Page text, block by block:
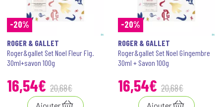
-20%
ROGER & GALLET
Roger&gallet Set Noel Fleur Fig.
30ml+savon 100g
16,54€ 20,68€
-20%
ROGER & GALLET
Roger&gallet Set Noel Gingembre
30ml + Savon 100g
16,54€ 20,68€